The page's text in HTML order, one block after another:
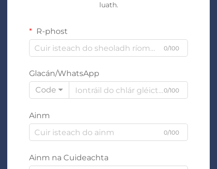
luath.
R-phost
0/100
Glacán/WhatsApp
Code
0/100
Ainm
0/100
Ainm na Cuideachta